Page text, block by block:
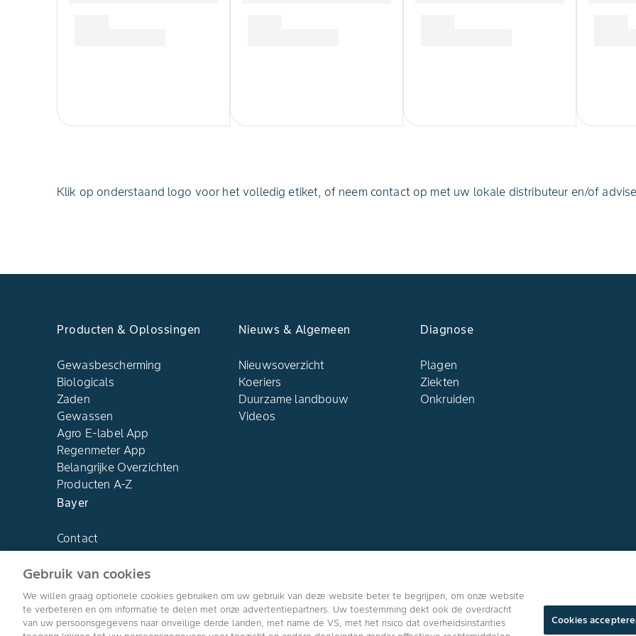
Klik op onderstaand logo voor het volledig etiket, of neem contact op met uw lokale distributeur en/of
Producten & Oplossingen
Gewasbescherming
Biologicals
Zaden
Gewassen
Agro E-label App
Regenmeter App
Belangrijke Overzichten
Producten A-Z
Nieuws & Algemeen
Nieuwsoverzicht
Koeriers
Duurzame landbouw
Videos
Diagnose
Plagen
Ziekten
Onkruiden
Bayer
Contact
Over ons
Volg ons
Gebruik van cookies
We willen graag optionele cookies gebruiken om uw gebruik van deze website beter te begrijpen, om onze website
te verbeteren en om informatie te delen met onze advertentiepartners. Uw toestemming dekt ook de overdracht
van uw persoonsgegevens naar onveilige derde landen, met name de VS, met het risico dat overheidsinstanties
Cookies